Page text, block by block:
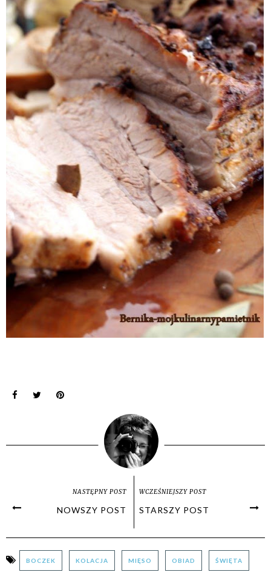
NASTĘPNY POST
NOWSZY POST
WCZEŚNIEJSZY POST
STARSZY POST
BOCZEK KOLACJA MIĘSO OBIAD ŚWIĘTA